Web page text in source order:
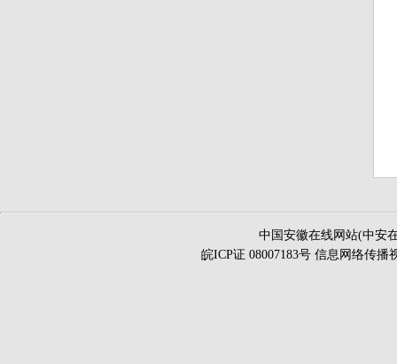
中国安徽在线网站(中安
皖ICP证 08007183号 信息网络传播